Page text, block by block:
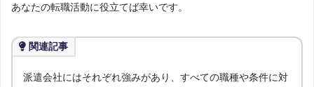
あなたの転職活動に役立てば幸いです。
関連記事
派遣会社にはそれぞれ強みがあり、すべての職種や条件に対